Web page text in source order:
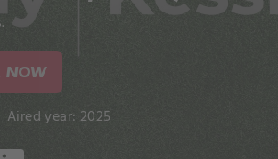
NOW
Aired year: 2025